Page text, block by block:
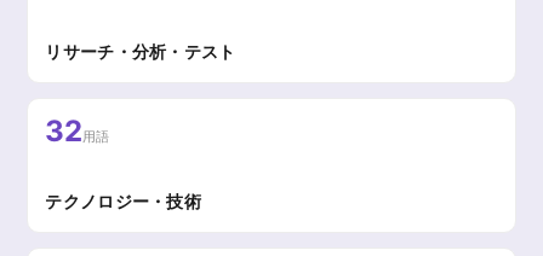
リサーチ・分析・テスト
32用語
テクノロジー・技術